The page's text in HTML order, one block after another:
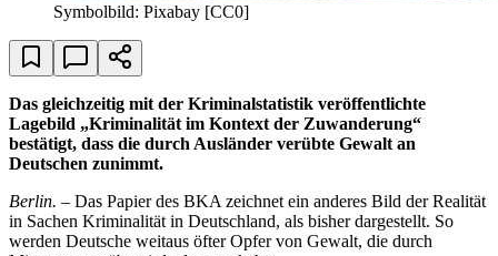
Symbolbild: Pixabay [CC0]
Das gleichzeitig mit der Kriminalstatistik veröffentlichte
Lagebild „Kriminalität im Kontext der Zuwanderung“
bestätigt, dass die durch Ausländer verübte Gewalt an
Deutschen zunimmt.
Berlin. – Das Papier des BKA zeichnet ein anderes Bild der Realität
in Sachen Kriminalität in Deutschland, als bisher dargestellt. So
werden Deutsche weitaus öfter Opfer von Gewalt, die durch